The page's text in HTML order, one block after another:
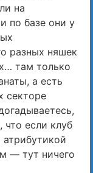
на
по базе они у
разных няшек
там только
а есть
секторе
если клуб
— тут ничего